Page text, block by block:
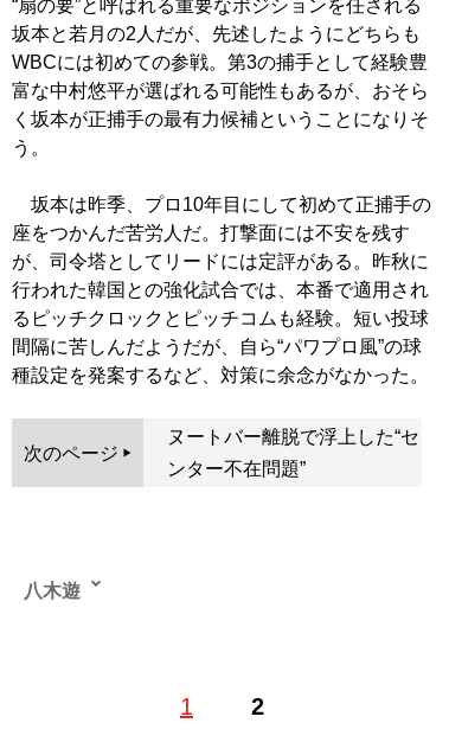
“扇の要”と呼ばれる重要なポジションを任される
坂本と若月の2人だが、先述したようにどちらも
WBCには初めての参戦。第3の捕手として経験豊
富な中村悠平が選ばれる可能性もあるが、おそら
く坂本が正捕手の最有力候補ということになりそ
う。
坂本は昨季、プロ10年目にして初めて正捕手の
座をつかんだ苦労人だ。打撃面には不安を残す
が、司令塔としてリードには定評がある。昨秋に
行われた韓国との強化試合では、本番で適用され
るピッチクロックとピッチコムも経験。短い投球
間隔に苦しんだようだが、自ら“パワプロ風”の球
種設定を発案するなど、対策に余念がなかった。
次のページ
ヌートバー離脱で浮上した“セ
ンター不在問題”
1 2
八木遊
茂英雄と同じ1995年に渡米。ヤンキース全盛期をアメリ